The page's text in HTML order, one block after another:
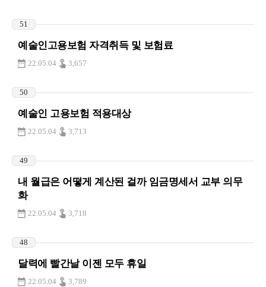
51
예술인고용보험 자격취득 및 보험료
22.05.04 3,657
50
예술인 고용보험 적용대상
22.05.04 3,713
49
내 월급은 어떻게 계산된 걸까 임금명세서 교부 의무
화
22.05.04 3,718
48
달력에 빨간날 이젠 모두 휴일
22.05.04 3,789